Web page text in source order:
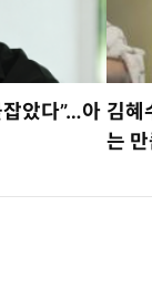
았다”…아 김혜
는